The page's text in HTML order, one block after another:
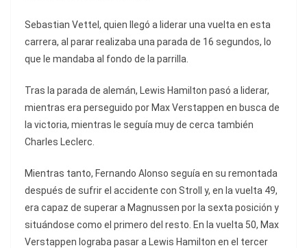
Sebastian Vettel, quien llegó a liderar una vuelta en esta
carrera, al parar realizaba una parada de 16 segundos, lo
que le mandaba al fondo de la parrilla.
Tras la parada de alemán, Lewis Hamilton pasó a liderar,
mientras era perseguido por Max Verstappen en busca de
la victoria, mientras le seguía muy de cerca también
Charles Leclerc.
Mientras tanto, Fernando Alonso seguía en su remontada
después de sufrir el accidente con Stroll y, en la vuelta 49,
era capaz de superar a Magnussen por la sexta posición y
situándose como el primero del resto. En la vuelta 50, Max
Verstappen lograba pasar a Lewis Hamilton en el tercer